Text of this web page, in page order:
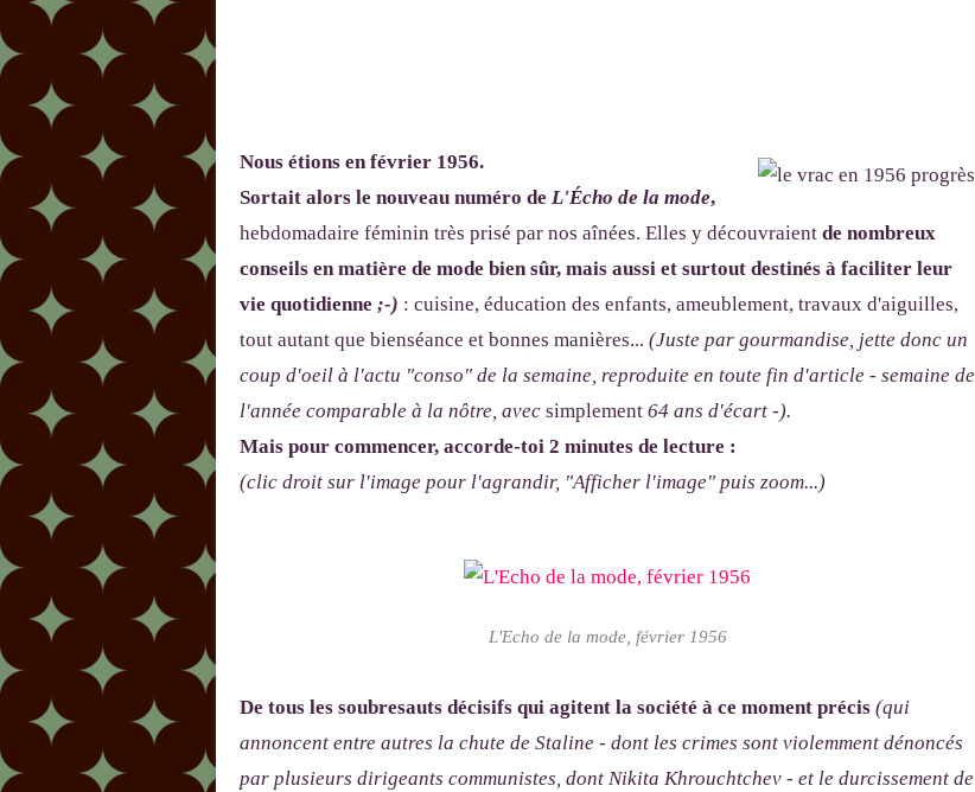
Nous étions en février 1956.
Sortait alors le nouveau numéro de L'Écho de la mode,
hebdomadaire féminin très prisé par nos aînées. Elles y découvraient de nombreux
conseils en matière de mode bien sûr, mais aussi et surtout destinés à faciliter leur
vie quotidienne ;-) : cuisine, éducation des enfants, ameublement, travaux d'aiguilles,
tout autant que bienséance et bonnes manières... (Juste par gourmandise, jette donc un
coup d'oeil à l'actu "conso" de la semaine, reproduite en toute fin d'article - semaine de
l'année comparable à la nôtre, avec simplement 64 ans d'écart -).
Mais pour commencer, accorde-toi 2 minutes de lecture :
(clic droit sur l'image pour l'agrandir, "Afficher l'image" puis zoom...)
L'Echo de la mode, février 1956
De tous les soubresauts décisifs qui agitent la société à ce moment précis (qui
annoncent entre autres la chute de Staline - dont les crimes sont violemment dénoncés
par plusieurs dirigeants communistes, dont Nikita Khrouchtchev - et le durcissement de